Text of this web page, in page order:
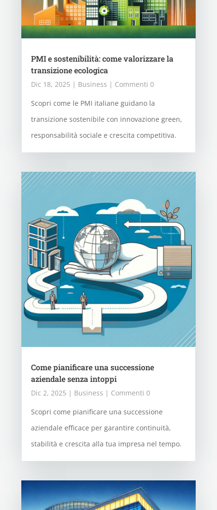
PMI e sostenibilità: come valorizzare la
transizione ecologica
Dic 18, 2025 | Business | Commenti 0
Scopri come le PMI italiane guidano la
transizione sostenibile con innovazione green,
responsabilità sociale e crescita competitiva.
Come pianificare una successione
aziendale senza intoppi
Dic 2, 2025 | Business | Commenti 0
Scopri come pianificare una successione
aziendale efficace per garantire continuità,
stabilità e crescita alla tua impresa nel tempo.